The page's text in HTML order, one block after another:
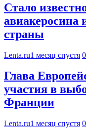
Стало
авиакеросина
страны
Lenta.ru1 месяц спустя 0
Глава
участия в
Франции
Lenta.ru1 месяц спустя 0